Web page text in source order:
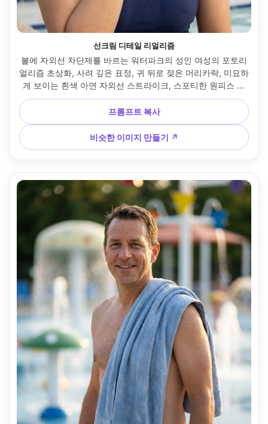
선크림 디테일 리얼리즘
볼에 자외선 차단제를 바르는 워터파크의 성인 여성의 포토리
얼리즘 초상화, 사려 깊은 표정, 귀 뒤로 젖은 머리카락, 미묘하
게 보이는 흰색 아연 자외선 스트라이크, 스포티한 원피스 수
영복, 뒤로 흐려진 수영장 가장자리와 우산, 부드러운 리플렉
터 필로 밝은 낮빛, 캐논 EOS R3, 85mm f/2, 타이트한 인물
크롭, 솔직한 라이프 스타일 무드, 자연스러운 피부 모공과 실
감 넘치는 제품 질감, 편집 등급, 고해상도 --ar 4:5
프롬프트 복사
비슷한 이미지 만들기 ↗